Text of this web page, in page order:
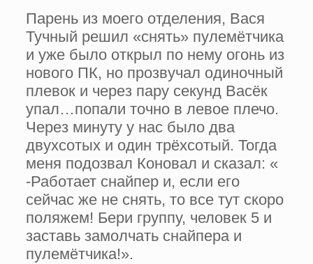
Парень из моего отделения, Вася
Тучный решил «снять» пулемётчика
и уже было открыл по нему огонь из
нового ПК, но прозвучал одиночный
плевок и через пару секунд Васёк
упал…попали точно в левое плечо.
Через минуту у нас было два
двухсотых и один трёхсотый. Тогда
меня подозвал Коновал и сказал: «
-Работает снайпер и, если его
сейчас же не снять, то все тут скоро
поляжем! Бери группу, человек 5 и
заставь замолчать снайпера и
пулемётчика!».